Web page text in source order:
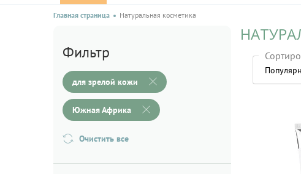
Главная страница Натуральная косметика
Фильтр
для зрелой кожи
Южная Африка
Очистить все